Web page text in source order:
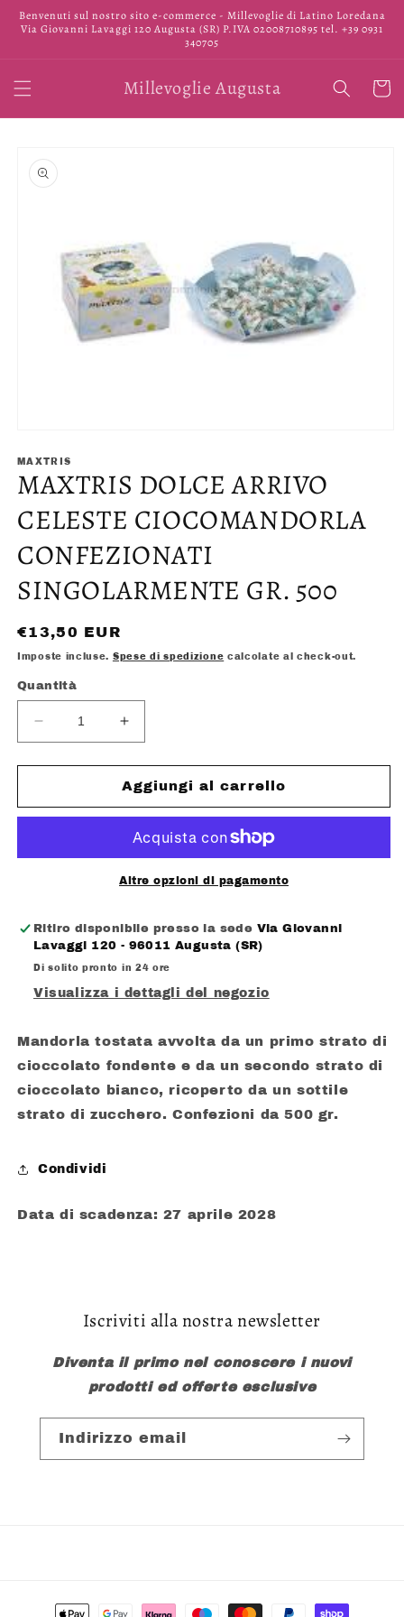
direttamente
ai contenuti
Benvenuti sul nostro sito e-commerce - Millevoglie di Latino Loredana
Via Giovanni Lavaggi 120 Augusta (SR) P.IVA 02008710895 tel. +39 0931
340705
Millevoglie Augusta
informazioni
sul prodotto
multimediali
1
in
modale
MAXTRIS
MAXTRIS DOLCE ARRIVO
CELESTE CIOCOMANDORLA
CONFEZIONATI
SINGOLARMENTE GR. 500
Prezzo
di
€13,50 EUR
Imposte incluse. Spese di spedizione calcolate al check-out.
Quantità
Diminuisci
quantità
per
DOLCE
CIOCOMANDORLA
CONFEZIONATI
500
Aumenta
quantità
per
MAXTRIS
DOLCE
CELESTE
CIOCOMANDORLA
CONFEZIONATI
500
Aggiungi al carrello
Altre opzioni di pagamento
Ritiro disponibile presso la sede Via Giovanni
Lavaggi 120 - 96011 Augusta (SR)
Di solito pronto in 24 ore
Visualizza i dettagli del negozio
Mandorla tostata avvolta da un primo strato di
cioccolato fondente e da un secondo strato di
cioccolato bianco, ricoperto da un sottile
strato di zucchero. Confezioni da 500 gr.
Condividi
Data di scadenza: 27 aprile 2028
Iscriviti alla nostra newsletter
Diventa il primo nel conoscere i nuovi
prodotti ed offerte esclusive
Indirizzo email
Metodi